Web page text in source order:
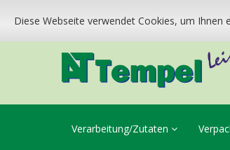
Diese Webseite verwendet Cookies, um Ihnen
Verarbeitung/Zutaten